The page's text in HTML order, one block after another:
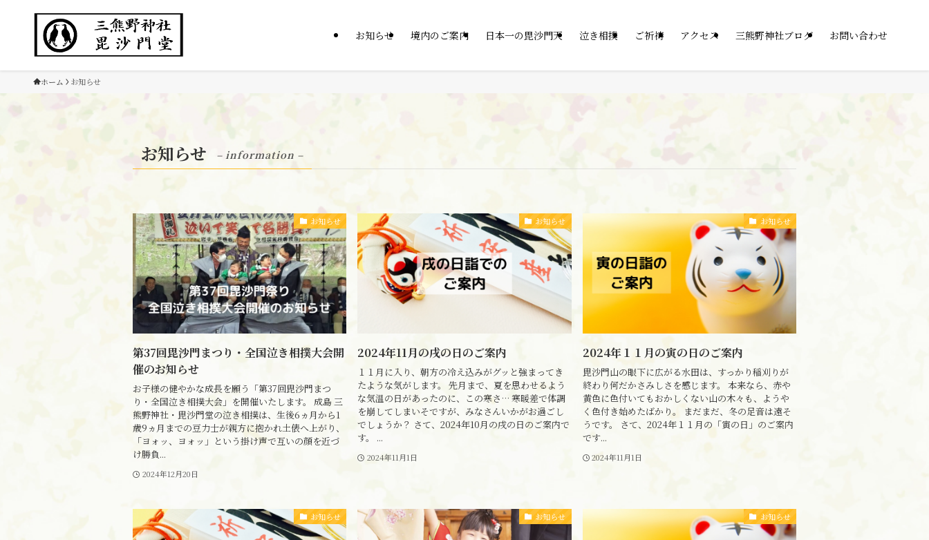
お知らせ 境内のご案内 日本一の毘沙門天 泣き相撲 ご祈祷 アクセス 三熊野神社ブログ お問い合わせ
ホーム お知らせ
お知らせ – information –
お知らせ
第37回毘沙門まつり・全国泣き相撲大会開
催のお知らせ
お子様の健やかな成長を願う「第37回毘沙門まつ
り・全国泣き相撲大会」を開催いたします。 成島 三
熊野神社・毘沙門堂の泣き相撲は、生後6ヵ月から1
歳9ヵ月までの豆力士が親方に抱かれ土俵へ上がり、
「ヨォッ、ヨォッ」という掛け声で互いの顔を近づ
け勝負...
2024年12月20日
お知らせ
2024年11月の戌の日のご案内
１１月に入り、朝方の冷え込みがグッと強まってき
たような気がします。 先月まで、夏を思わせるよう
な気温の日があったのに、この寒さ… 寒暖差で体調
を崩してしまいそですが、みなさんいかがお過ごし
でしょうか？ さて、2024年10月の戌の日のご案内で
す。 ...
2024年11月1日
お知らせ
2024年１１月の寅の日のご案内
毘沙門山の眼下に広がる水田は、すっかり稲刈りが
終わり何だかさみしさを感じます。 本来なら、赤や
黄色に色付いてもおかしくない山の木々も、ようや
く色付き始めたばかり。 まだまだ、冬の足音は遠そ
うです。 さて、2024年１１月の「寅の日」のご案内
です...
2024年11月1日
お知らせ お知らせ お知らせ